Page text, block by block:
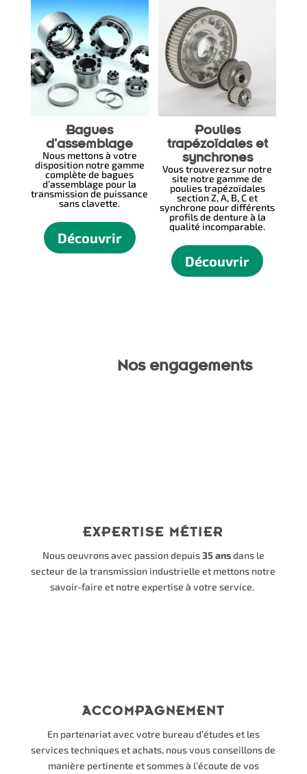
Bagues
d’assemblage
Nous mettons à votre
disposition notre gamme
complète de bagues
d’assemblage pour la
transmission de puissance
sans clavette.
Découvrir
Poulies
trapézoïdales et
synchrones
Vous trouverez sur notre
site notre gamme de
poulies trapézoïdales
section Z, A, B, C et
synchrone pour différents
profils de denture à la
qualité incomparable.
Découvrir
Nos engagements
EXPERTISE MÉTIER
Nous oeuvrons avec passion depuis35 ansdans le
secteur de la transmission industrielle et mettons notre
savoir-faire et notre expertise à votre service.
ACCOMPAGNEMENT
En partenariat avec votre bureau d’études et les
services techniques et achats, nous vous conseillons de
manière pertinente et sommes à l’écoute de vos